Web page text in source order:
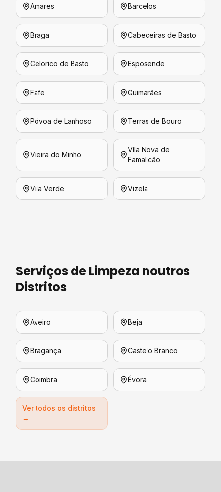
Amares Barcelos
Braga Cabeceiras de Basto
Celorico de Basto Esposende
Fafe Guimarães
Póvoa de Lanhoso Terras de Bouro
Vieira do Minho
Vila Nova de
Famalicão
Vila Verde Vizela
Serviços de Limpeza noutros
Distritos
Aveiro Beja
Bragança Castelo Branco
Coimbra Évora
Ver todos os distritos
→